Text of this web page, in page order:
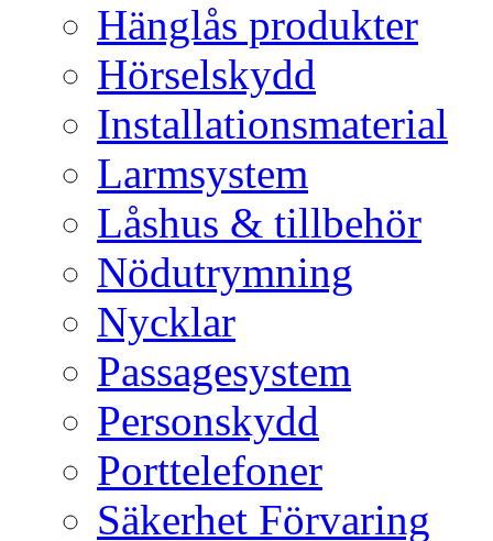
Hänglås produkter
Hörselskydd
Installationsmaterial
Larmsystem
Låshus & tillbehör
Nödutrymning
Nycklar
Passagesystem
Personskydd
Porttelefoner
Säkerhet Förvaring